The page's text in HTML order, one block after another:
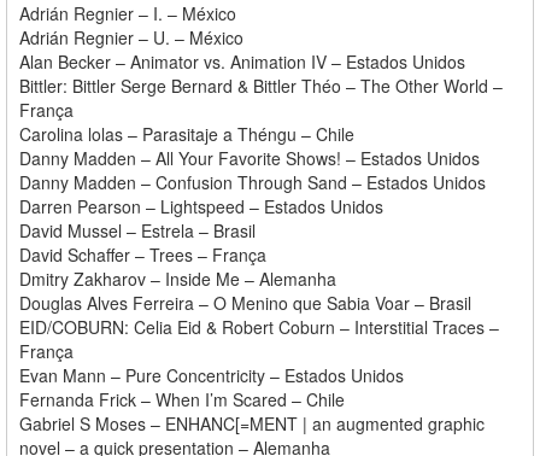
Adrián Regnier – I. – México
Adrián Regnier – U. – México
Alan Becker – Animator vs. Animation IV – Estados Unidos
Bittler: Bittler Serge Bernard & Bittler Théo – The Other World –
França
Carolina lolas – Parasitaje a Théngu – Chile
Danny Madden – All Your Favorite Shows! – Estados Unidos
Danny Madden – Confusion Through Sand – Estados Unidos
Darren Pearson – Lightspeed – Estados Unidos
David Mussel – Estrela – Brasil
David Schaffer – Trees – França
Dmitry Zakharov – Inside Me – Alemanha
Douglas Alves Ferreira – O Menino que Sabia Voar – Brasil
EID/COBURN: Celia Eid & Robert Coburn – Interstitial Traces –
França
Evan Mann – Pure Concentricity – Estados Unidos
Fernanda Frick – When I’m Scared – Chile
Gabriel S Moses – ENHANC[=MENT | an augmented graphic
novel – a quick presentation – Alemanha